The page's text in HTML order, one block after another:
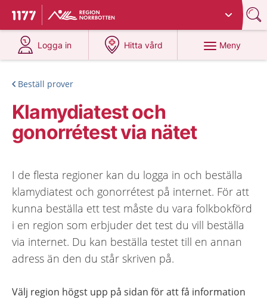
Till startsidan för 1177
Du har valt region
Logga in
på 1177.se
Hitta vård
på 1177.se
Meny
Beställ prover
Klamydiatest och
gonorrétest via nätet
I de flesta regioner kan du logga in och beställa
klamydiatest och gonorrétest på internet. För att
kunna beställa ett test måste du vara folkbokförd
i en region som erbjuder det test du vill beställa
via internet. Du kan beställa testet till en annan
adress än den du står skriven på.
Välj region högst upp på sidan för att få information